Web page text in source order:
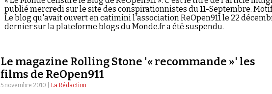
publié mercredi sur le site des conspirationnistes du 11-Septembre. Motif
Le blog qu'avait ouvert en catimini l'association ReOpen911 le 22
dernier sur la plateforme blogs du Monde.fr a été suspendu.
Le magazine Rolling Stone '« recommande »' les
films de ReOpen911
5 novembre 2010 | La Rédaction